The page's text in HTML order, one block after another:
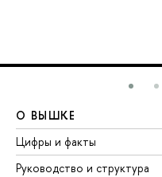
О ВЫШКЕ
Цифры и факты
Руководство и структура